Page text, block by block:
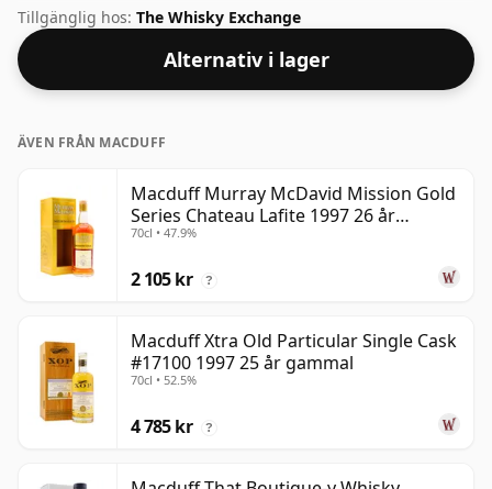
Kommer i en vanlig 70cl flaska och buteljeras till ett
hälsosamt ABV på 43%.
Tillgänglig hos: The Whisky Exchange
Alternativ i lager
ÄVEN FRÅN MACDUFF
Macduff Murray McDavid Mission Gold
Series Chateau Lafite 1997 26 år
gammal
70cl • 47.9%
2 105 kr ?
Macduff Xtra Old Particular Single Cask
#17100 1997 25 år gammal
70cl • 52.5%
4 785 kr ?